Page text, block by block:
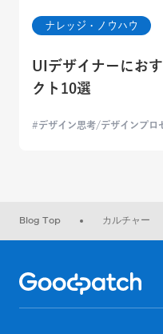
ナレッジ・ノウハウ
UIデザイナーにお
クト10選
デザイン思考/デザインプロ
Blog Top カルチャー